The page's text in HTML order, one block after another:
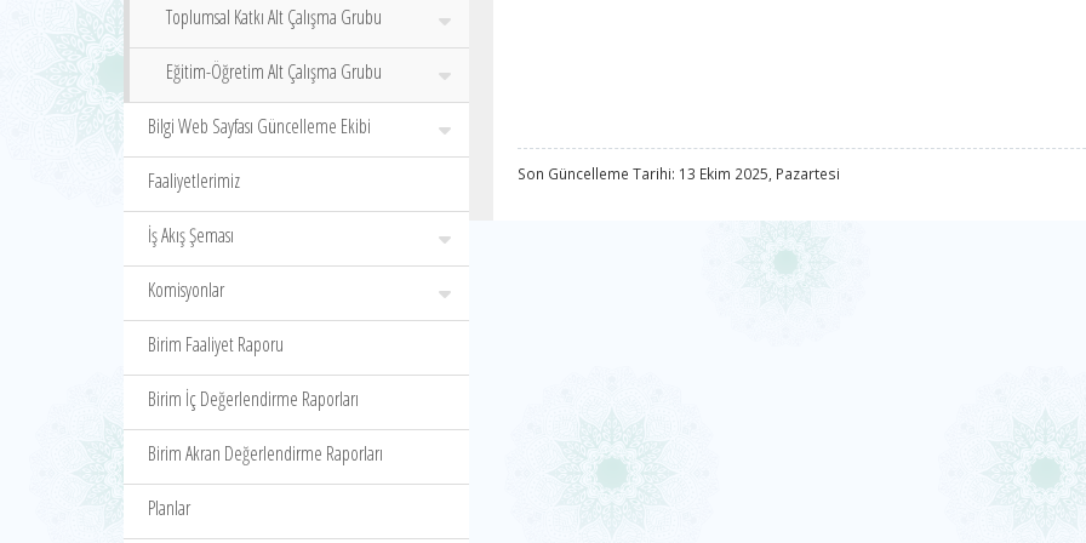
Toplumsal Katkı Alt Çalışma Grubu
Eğitim-Öğretim Alt Çalışma Grubu
Bilgi Web Sayfası Güncelleme Ekibi
Faaliyetlerimiz
İş Akış Şeması
Komisyonlar
Birim Faaliyet Raporu
Birim İç Değerlendirme Raporları
Birim Akran Değerlendirme Raporları
Planlar
Son Güncelleme Tarihi: 13 Ekim 2025, Pazartesi